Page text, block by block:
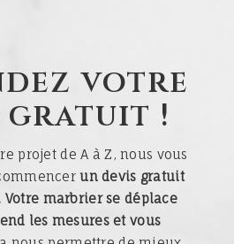
votre
gratuit !
projet de A à Z, nous vous
un devis gratuit
Votre marbrier se déplace
les mesures et vous